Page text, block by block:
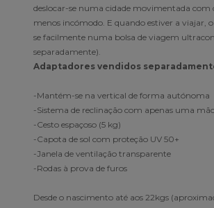
deslocar-se numa cidade movimentada com
menos incómodo. E quando estiver a viajar,
se facilmente numa bolsa de viagem
separadamente).
Adaptadores vendidos
-Mantém-se na vertical de forma autónoma
-Sistema de reclinação com apenas uma
-Cesto espaçoso (5 kg)
-Capota de sol com proteção UV 50+
-Janela de ventilação transparente
-Rodas à prova de furos
Desde o nascimento até aos 22kgs